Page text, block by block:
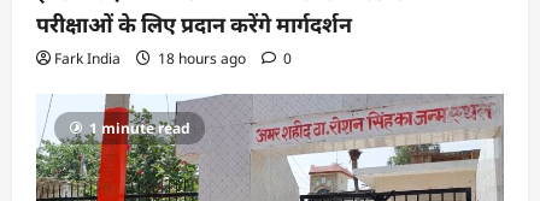
परीक्षाओं के लिए प्रदान करेंगे मार्गदर्शन
Fark India 18 hours ago 0
1 minute read